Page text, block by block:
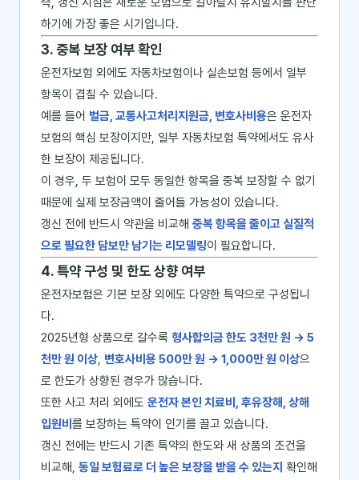
하기에 가장 좋은 시기입니다.
3. 중복 보장 여부 확인
운전자보험 외에도 자동차보험이나 실손보험 등에서 일부
항목이 겹칠 수 있습니다.
예를 들어 벌금, 교통사고처리지원금, 변호사비용은 운전자
보험의 핵심 보장이지만, 일부 자동차보험 특약에서도 유사
한 보장이 제공됩니다.
이 경우, 두 보험이 모두 동일한 항목을 중복 보장할 수 없기
때문에 실제 보장금액이 줄어들 가능성이 있습니다.
갱신 전에 반드시 약관을 비교해 중복 항목을 줄이고 실질적
으로 필요한 담보만 남기는 리모델링이 필요합니다.
4. 특약 구성 및 한도 상향 여부
운전자보험은 기본 보장 외에도 다양한 특약으로 구성됩니
다.
2025년형 상품으로 갈수록 형사합의금 한도 3천만 원 → 5
천만 원 이상, 변호사비용 500만 원 → 1,000만 원 이상으
로 한도가 상향된 경우가 많습니다.
또한 사고 처리 외에도 운전자 본인 치료비, 후유장해, 상해
입원비 를 보장하는 특약이 인기를 끌고 있습니다.
갱신 전에는 반드시 기존 특약의 한도와 새 상품의 조건을
비교해, 동일 보험료로 더 높은 보장을 받을 수 있는지 확인해